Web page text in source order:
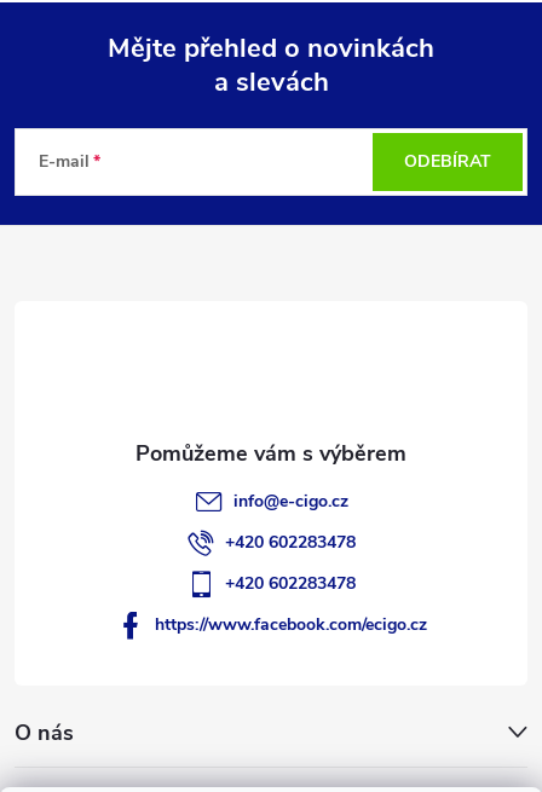
p
Mějte přehled o novinkách
a slevách
E-mail ODEBÍRAT
O nás
info@e-cigo.cz
+420 602283478
+420 602283478
https://www.facebook.com/ecigo.cz